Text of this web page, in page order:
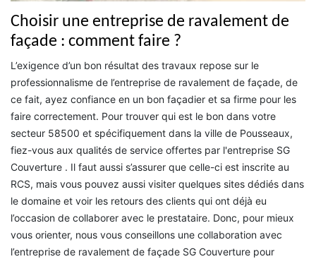
Choisir une entreprise de ravalement de
façade : comment faire ?
L’exigence d’un bon résultat des travaux repose sur le
professionnalisme de l’entreprise de ravalement de façade, de
ce fait, ayez confiance en un bon façadier et sa firme pour les
faire correctement. Pour trouver qui est le bon dans votre
secteur 58500 et spécifiquement dans la ville de Pousseaux,
fiez-vous aux qualités de service offertes par l'entreprise SG
Couverture . Il faut aussi s’assurer que celle-ci est inscrite au
RCS, mais vous pouvez aussi visiter quelques sites dédiés dans
le domaine et voir les retours des clients qui ont déjà eu
l’occasion de collaborer avec le prestataire. Donc, pour mieux
vous orienter, nous vous conseillons une collaboration avec
l’entreprise de ravalement de façade SG Couverture pour